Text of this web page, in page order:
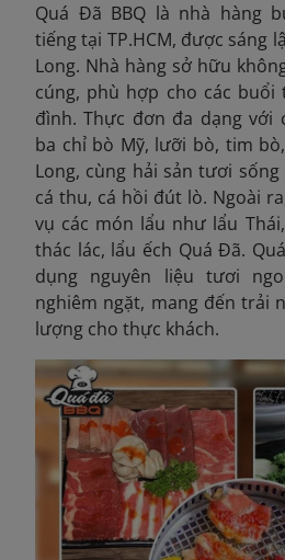
Quá Đã BBQ là nhà hàng
tiếng tại TP.HCM, được sáng
Long. Nhà hàng sở hữu
cúng, phù hợp cho các buổi
đình. Thực đơn đa dạng với
ba chỉ bò Mỹ, lưỡi bò, tim
Long, cùng hải sản tươi
cá thu, cá hồi đút lò. Ngoài
vụ các món lẩu như lẩu
thác lác, lẩu ếch Quá Đã.
dụng nguyên liệu tươi
nghiêm ngặt, mang đến trải
lượng cho thực khách.